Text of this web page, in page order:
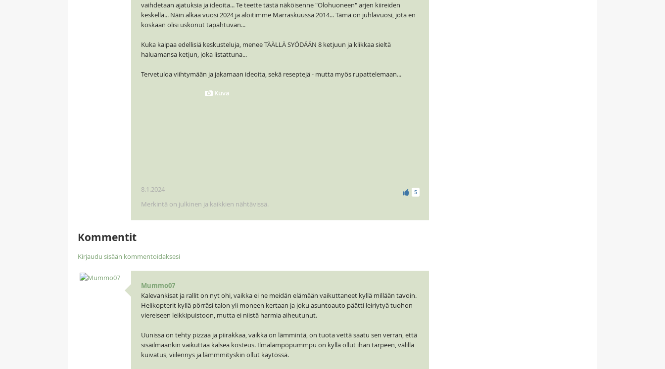
vaihdetaan ajatuksia ja ideoita... Te teette tästä näköisenne "Olohuoneen" arjen kiireiden
keskellä... Näin alkaa vuosi 2024 ja aloitimme Marraskuussa 2014... Tämä on juhlavuosi, jota en
koskaan olisi uskonut tapahtuvan...
Kuka kaipaa edellisiä keskusteluja, menee TÄÄLLÄ SYÖDÄÄN 8 ketjuun ja klikkaa sieltä
haluamansa ketjun, joka listattuna...
Tervetuloa viihtymään ja jakamaan ideoita, sekä reseptejä - mutta myös rupattelemaan...
Kuva
5
8.1.2024
Merkintä on julkinen ja kaikkien nähtävissä.
Kommentit
Kirjaudu sisään kommentoidaksesi
Mummo07
Kalevankisat ja rallit on nyt ohi, vaikka ei ne meidän elämään vaikuttaneet kyllä millään tavoin.
Helikopterit kyllä pörräsi talon yli moneen kertaan ja joku asuntoauto päätti leiriytyä tuohon
viereiseen leikkipuistoon, mutta ei niistä harmia aiheutunut.
Uunissa on tehty pizzaa ja piirakkaa, vaikka on lämmintä, on tuota vettä saatu sen verran, että
sisäilmaankin vaikuttaa kalsea kosteus. Ilmalämpöpummpu on kyllä ollut ihan tarpeen, välillä
kuivatus, viilennys ja lämmmityskin ollut käytössä.